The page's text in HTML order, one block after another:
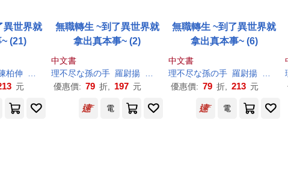
異世界就
(21)
柏伸
シロタカ
元
無職轉生 ~到了異世界就
拿出真本事~ (2)
中文書
理不尽な孫の手 羅尉揚
シロタカ
優惠價: 79 折, 197 元
無職轉生 ~到了異世界就
拿出真本事~ (6)
中文書
理不尽な孫の手 羅尉揚
シロ
優惠價: 79 折, 213 元
電 電